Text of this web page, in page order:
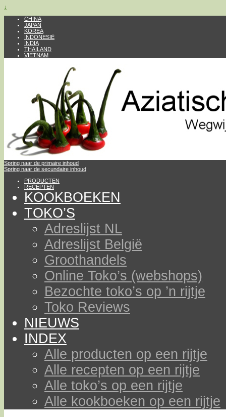
↓
CHINA
JAPAN
KOREA
INDONESIË
INDIA
THAILAND
VIETNAM
Spring naar de primaire inhoud
Spring naar de secundaire inhoud
PRODUCTEN
RECEPTEN
KOOKBOEKEN
TOKO’S
Adreslijst NL
Adreslijst België
Groothandels
Online Toko’s (webshops)
Bezochte toko’s op ’n rijtje
Toko Reviews
NIEUWS
INDEX
Alle producten op een rijtje
Alle recepten op een rijtje
Alle toko’s op een rijtje
Alle kookboeken op een rijtje